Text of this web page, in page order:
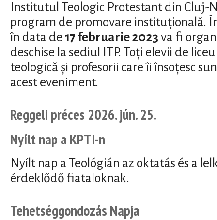
Institutul Teologic Protestant din Cluj-
program de promovare instituțională.
în data de 17 februarie 2023 va fi
deschise la sediul ITP. Toți elevii de
teologică și profesorii care îi însoțesc
acest eveniment.
Reggeli préces 2026. jún. 25.
Nyílt nap a KPTI-n
Nyílt nap a Teológián az oktatás és a
érdeklődő fiataloknak.
Tehetséggondozás Napja